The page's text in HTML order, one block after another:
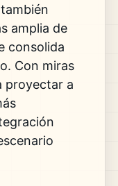
amplia de
consolida
Con miras
proyectar a